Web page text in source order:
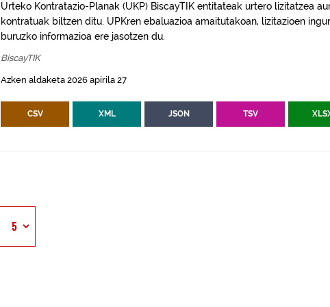
Urteko Kontratazio-Planak (UKP) BiscayTIK entitateak urtero lizitatzea
kontratuak biltzen ditu. UPKren ebaluazioa amaitutakoan, lizitazioen
buruzko informazioa ere jasotzen du.
BiscayTIK
Azken aldaketa 2026 apirila 27
CSV XML JSON TSV